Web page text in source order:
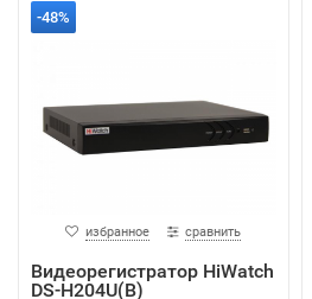
-48%
избранное сравнить
Видеорегистратор HiWatch
DS-H204U(B)